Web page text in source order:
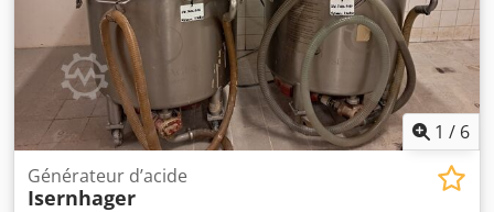
1 / 6
Générateur d’acide
Isernhager